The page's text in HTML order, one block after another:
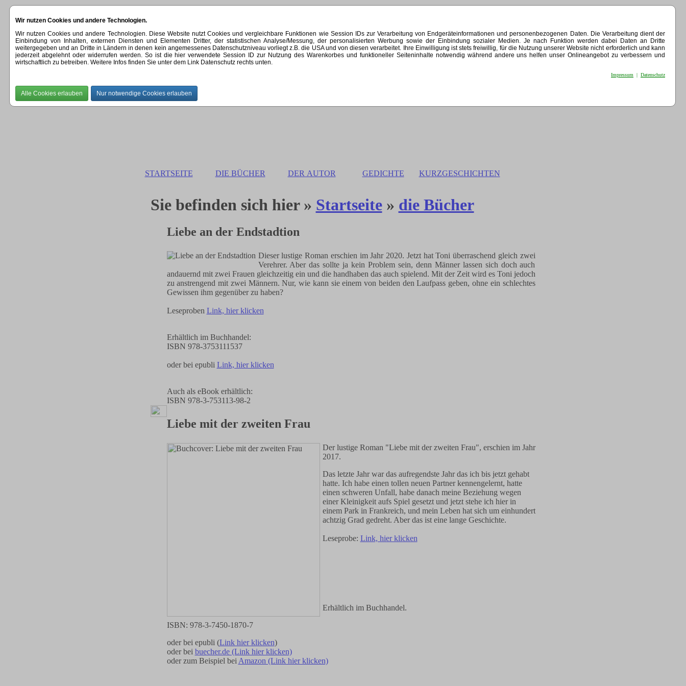
Wir nutzen Cookies und andere Technologien.
Wir nutzen Cookies und andere Technologien. Diese Website nutzt Cookies und vergleichbare Funktionen wie Session IDs zur Verarbeitung von Endgeräteinformationen und personenbezogenen Daten. Die Verarbeitung dient der
Einbindung von Inhalten, externen Diensten und Elementen Dritter, der statistischen Analyse/Messung, der personalisierten Werbung sowie der Einbindung sozialer Medien. Je nach Funktion werden dabei Daten an Dritte
weitergegeben und an Dritte in Ländern in denen kein angemessenes Datenschutzniveau vorliegt z.B. die USA und von diesen verarbeitet. Ihre Einwilligung ist stets freiwillig, für die Nutzung unserer Website nicht erforderlich und kann
jederzeit abgelehnt oder widerrufen werden. So ist die hier verwendete Session ID zur Nutzung des Warenkorbes und funktioneller Seiteninhalte notwendig während andere uns helfen unser Onlineangebot zu verbessern und
wirtschaftlich zu betreiben. Weitere Infos finden Sie unter dem Link Datenschutz rechts unten.
Impressum | Datenschutz
STARTSEITE DIE BÜCHER DER AUTOR GEDICHTE KURZGESCHICHTEN
Sie befinden sich hier » Startseite» die Bücher
Liebe an der Endstadtion
Dieser lustige Roman erschien im Jahr 2020. Jetzt hat Toni überraschend gleich zwei
Verehrer. Aber das sollte ja kein Problem sein, denn Männer lassen sich doch auch
andauernd mit zwei Frauen gleichzeitig ein und die handhaben das auch spielend. Mit der Zeit wird es Toni jedoch
zu anstrengend mit zwei Männern. Nur, wie kann sie einem von beiden den Laufpass geben, ohne ein schlechtes
Gewissen ihm gegenüber zu haben?
Leseproben Link, hier klicken
Erhältlich im Buchhandel:
ISBN 978-3753111537
oder bei epubli Link, hier klicken
Auch als eBook erhältlich:
ISBN 978-3-753113-98-2
Liebe mit der zweiten Frau
Der lustige Roman "Liebe mit der zweiten Frau", erschien im Jahr
2017.
Das letzte Jahr war das aufregendste Jahr das ich bis jetzt gehabt
hatte. Ich habe einen tollen neuen Partner kennengelernt, hatte
einen schweren Unfall, habe danach meine Beziehung wegen
einer Kleinigkeit aufs Spiel gesetzt und jetzt stehe ich hier in
einem Park in Frankreich, und mein Leben hat sich um einhundert
achtzig Grad gedreht. Aber das ist eine lange Geschichte.
Leseprobe: Link, hier klicken
Erhältlich im Buchhandel.
ISBN: 978-3-7450-1870-7
oder bei epubli (Link hier klicken)
oder bei buecher.de (Link hier klicken)
oder zum Beispiel bei Amazon (Link hier klicken)